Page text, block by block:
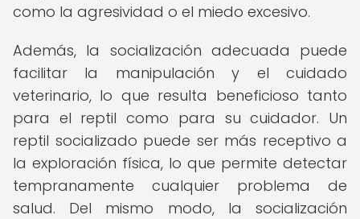
como la agresividad o el miedo excesivo.
Además, la socialización adecuada puede
facilitar la manipulación y el cuidado
veterinario, lo que resulta beneficioso tanto
para el reptil como para su cuidador. Un
reptil socializado puede ser más receptivo a
la exploración física, lo que permite detectar
tempranamente cualquier problema de
salud. Del mismo modo, la socialización